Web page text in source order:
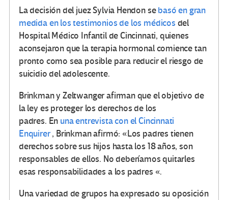
La decisión del juez Sylvia Hendon sebasó en gran
medida en los testimonios de los médicos del
Hospital Médico Infantil de Cincinnati, quienes
aconsejaron que la terapia hormonal comience tan
pronto como sea posible para reducir el riesgo de
suicidio del adolescente.
Brinkman y Zeltwanger afirman que el objetivo de
la ley es proteger los derechos de los
padres. En una entrevista con el Cincinnati
Enquirer, Brinkman afirmó: «Los padres tienen
derechos sobre sus hijos hasta los 18 años, son
responsables de ellos. No deberíamos quitarles
esas responsabilidades a los padres «.
Una variedad de grupos ha expresado su oposición